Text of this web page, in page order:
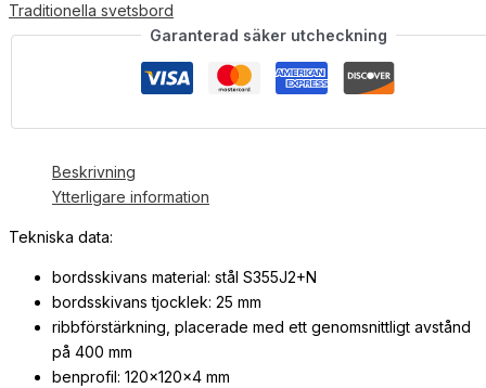
Traditionella svetsbord
Garanterad säker utcheckning
Beskrivning
Ytterligare information
Tekniska data:
bordsskivans material: stål S355J2+N
bordsskivans tjocklek: 25 mm
ribbförstärkning, placerade med ett genomsnittligt avstånd
på 400 mm
benprofil: 120x120x4 mm